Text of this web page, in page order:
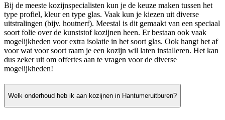
Bij de meeste kozijnspecialisten kun je de keuze maken tussen het
type profiel, kleur en type glas. Vaak kun je kiezen uit diverse
uitstralingen (bijv. houtnerf). Meestal is dit gemaakt van een speciaal
soort folie over de kunststof kozijnen heen. Er bestaan ook vaak
mogelijkheden voor extra isolatie in het soort glas. Ook hangt het af
voor wat voor soort raam je een kozijn wil laten installeren. Het kan
dus zeker uit om offertes aan te vragen voor de diverse
mogelijkheden!
Welk onderhoud heb ik aan kozijnen in Hantumeruitburen?